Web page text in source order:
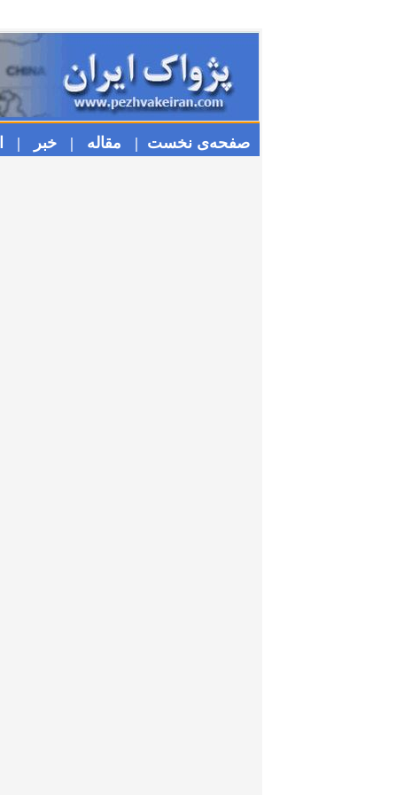
صفحه‌ی نخست | مقاله | خبر |